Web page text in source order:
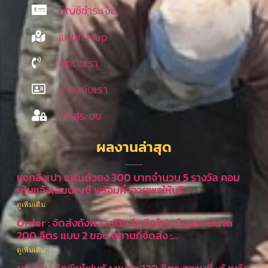
บัญชีชำระเงิน
แผนที่ Map
ติดต่อเรา
เกี่ยวกับเรา
เข้าสู่ระบบ
ผลงานล่าสุด
แจกอั๋งเปา แฟนตัวยง 300 บาทจำนวน 5 รางวัล คอม
เม้นแจ้งเลขบัญชี พร้อมคำอวยพรให้บริ…
ดูเพิ่มเติม
Order : จัดส่งถังพลาสติกฉีดพียูโฟมมือสอง ขนาด
200 ลิตร แบบ 2 ขอบ สถานที่จัดส่ง :…
ดูเพิ่มเติม